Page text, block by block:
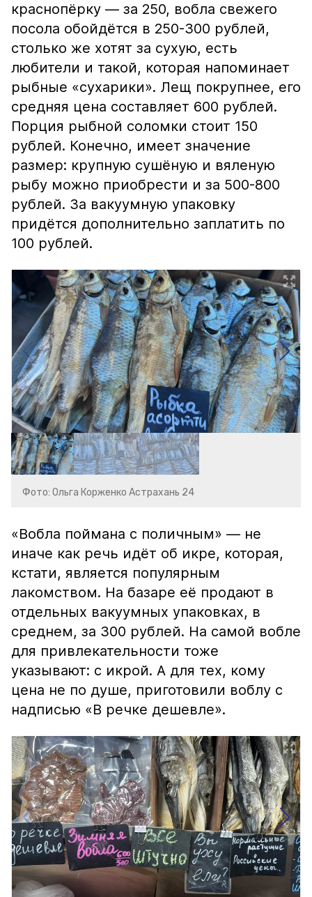
краснопёрку — за 250, вобла свежего
посола обойдётся в 250-300 рублей,
столько же хотят за сухую, есть
любители и такой, которая напоминает
рыбные «сухарики». Лещ покрупнее, его
средняя цена составляет 600 рублей.
Порция рыбной соломки стоит 150
рублей. Конечно, имеет значение
размер: крупную сушёную и вяленую
рыбу можно приобрести и за 500-800
рублей. За вакуумную упаковку
придётся дополнительно заплатить по
100 рублей.
Фото: Ольга Корженко Астрахань 24
«Вобла поймана с поличным» — не
иначе как речь идёт об икре, которая,
кстати, является популярным
лакомством. На базаре её продают в
отдельных вакуумных упаковках, в
среднем, за 300 рублей. На самой вобле
для привлекательности тоже
указывают: с икрой. А для тех, кому
цена не по душе, приготовили воблу с
надписью «В речке дешевле».